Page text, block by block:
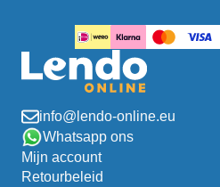
info@lendo-online.eu
Whatsapp ons
Mijn account
Retourbeleid